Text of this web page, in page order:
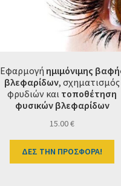
Eφαρμογή ημιμόνιμης
βλεφαρίδων, σχηματισμός
φρυδιών και τοποθέτηση
φυσικών βλεφαρίδων
15.00€
ΔΕΣ ΤΗΝ ΠΡΟΣΦΟΡΑ!